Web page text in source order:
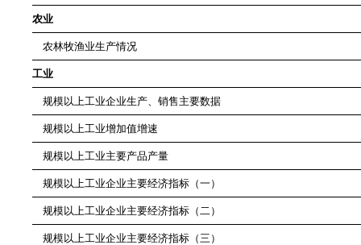
农业
农林牧渔业生产情况
工业
规模以上工业企业生产、销售主要数据
规模以上工业增加值增速
规模以上工业主要产品产量
规模以上工业企业主要经济指标（一）
规模以上工业企业主要经济指标（二）
规模以上工业企业主要经济指标（三）